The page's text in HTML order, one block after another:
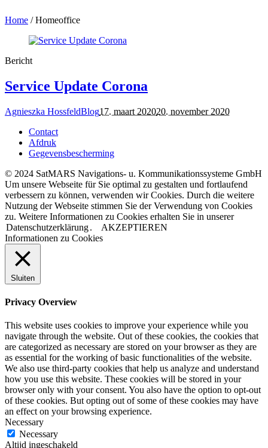
Home /Homeoffice
Bericht
Service Update Corona
Agnieszka HossfeldBlog17. maart 202020. november 2020
Contact
Afdruk
Gegevensbescherming
© 2024 SatMARS Navigations- u. Kommunikationssysteme GmbH
Um unsere Webseite für Sie optimal zu gestalten und fortlaufend
verbessern zu können, verwenden wir Cookies. Durch die weitere
Nutzung der Webseite stimmen Sie der Verwendung von Cookies
zu. Weitere Informationen zu Cookies erhalten Sie in unserer
Datenschutzerklärung.
AKZEPTIEREN
Informationen zu Cookies
Sluiten
Privacy Overview
This website uses cookies to improve your experience while you
navigate through the website. Out of these cookies, the cookies that
are categorized as necessary are stored on your browser as they are
as essential for the working of basic functionalities of the website.
We also use third-party cookies that help us analyze and understand
how you use this website. These cookies will be stored in your
browser only with your consent. You also have the option to opt-out
of these cookies. But opting out of some of these cookies may have
an effect on your browsing experience.
Necessary
Necessary
Altijd ingeschakeld